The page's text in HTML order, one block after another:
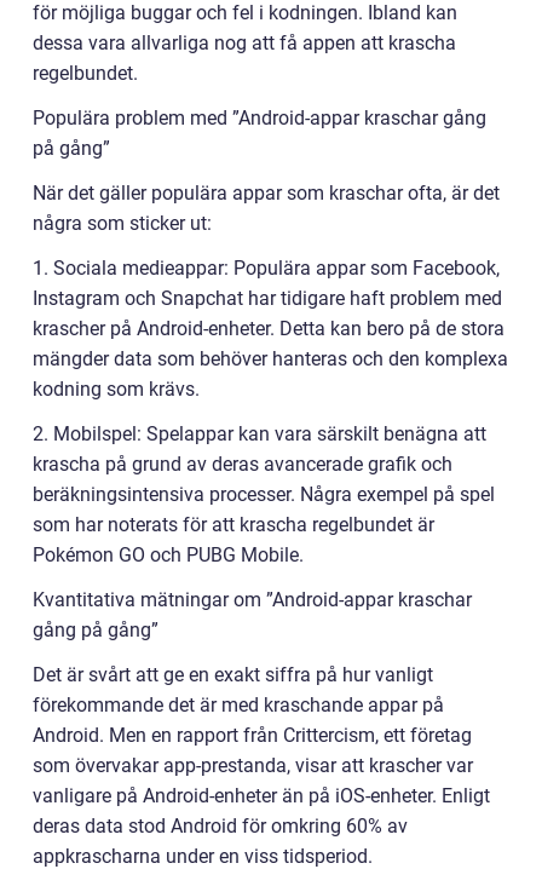
för möjliga buggar och fel i kodningen. Ibland kan
dessa vara allvarliga nog att få appen att krascha
regelbundet.
Populära problem med ”Android-appar kraschar gång
på gång”
När det gäller populära appar som kraschar ofta, är det
några som sticker ut:
1. Sociala medieappar: Populära appar som Facebook,
Instagram och Snapchat har tidigare haft problem med
krascher på Android-enheter. Detta kan bero på de stora
mängder data som behöver hanteras och den komplexa
kodning som krävs.
2. Mobilspel: Spelappar kan vara särskilt benägna att
krascha på grund av deras avancerade grafik och
beräkningsintensiva processer. Några exempel på spel
som har noterats för att krascha regelbundet är
Pokémon GO och PUBG Mobile.
Kvantitativa mätningar om ”Android-appar kraschar
gång på gång”
Det är svårt att ge en exakt siffra på hur vanligt
förekommande det är med kraschande appar på
Android. Men en rapport från Crittercism, ett företag
som övervakar app-prestanda, visar att krascher var
vanligare på Android-enheter än på iOS-enheter. Enligt
deras data stod Android för omkring 60% av
appkrascharna under en viss tidsperiod.